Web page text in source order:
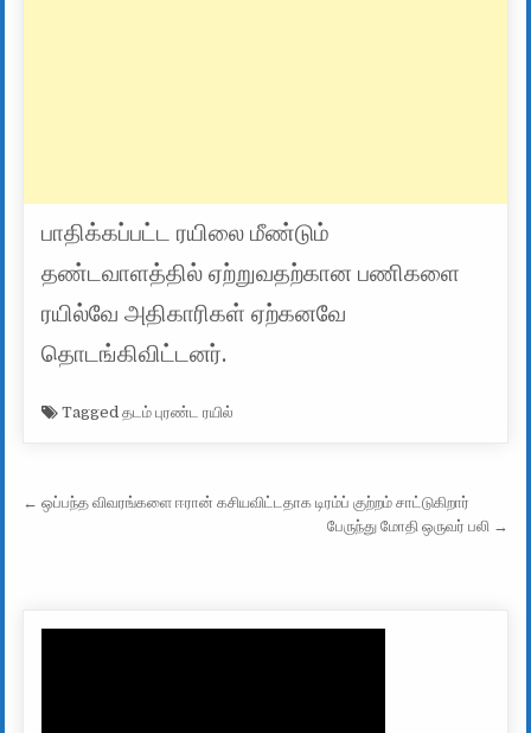
பாதிக்கப்பட்ட ரயிலை மீண்டும்
தண்டவாளத்தில் ஏற்றுவதற்கான பணிகளை
ரயில்வே அதிகாரிகள் ஏற்கனவே
தொடங்கிவிட்டனர்.
Taggedதடம் புரண்ட ரயில்
Post navigation
← ஒப்பந்த விவரங்களை ஈரான் கசியவிட்டதாக டிரம்ப் குற்றம் சாட்டுகிறார்
பேருந்து மோதி ஒருவர் பலி →